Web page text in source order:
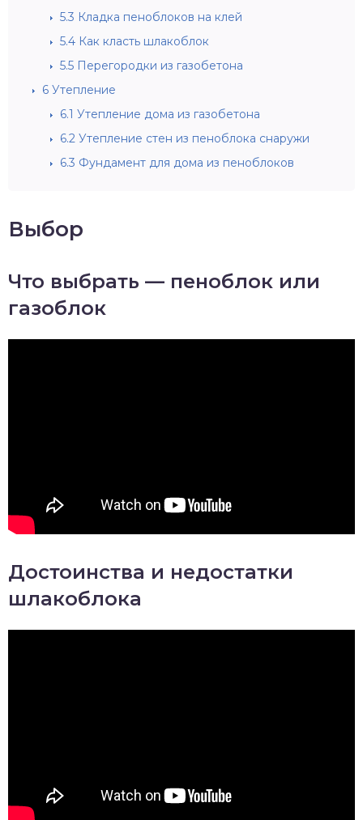
5.3 Кладка пеноблоков на клей
5.4 Как класть шлакоблок
5.5 Перегородки из газобетона
6 Утепление
6.1 Утепление дома из газобетона
6.2 Утепление стен из пеноблока снаружи
6.3 Фундамент для дома из пеноблоков
Выбор
Что выбрать — пеноблок или
газоблок
Достоинства и недостатки
шлакоблока